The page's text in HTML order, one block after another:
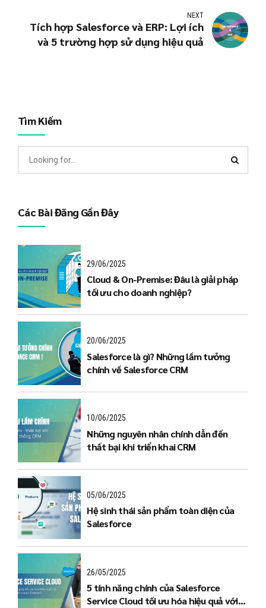
NEXT
Tích hợp Salesforce và ERP: Lợi ích
và 5 trường hợp sử dụng hiệu quả
Tìm Kiếm
Các Bài Đăng Gần Đây
29/06/2025
Cloud & On-Premise: Đâu là giải pháp
tối ưu cho doanh nghiệp?
20/06/2025
Salesforce là gì? Những lầm tưởng
chính về Salesforce CRM
10/06/2025
Những nguyên nhân chính dẫn đến
thất bại khi triển khai CRM
05/06/2025
Hệ sinh thái sản phẩm toàn diện của
Salesforce
26/05/2025
5 tính năng chính của Salesforce
Service Cloud tối ưu hóa hiệu quả với